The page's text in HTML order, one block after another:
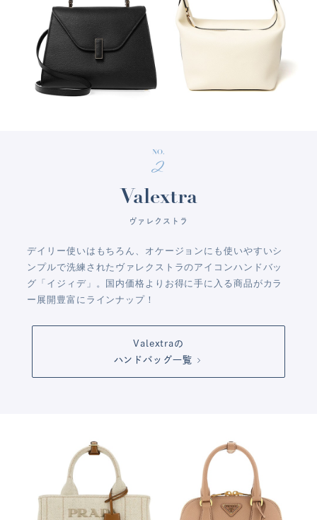
NO.
2
Valextra
ヴァレクストラ
デイリー使いはもちろん、オケージョンにも使いやすいシ
ンプルで洗練されたヴァレクストラのアイコンハンドバッ
グ「イジィデ」。国内価格よりお得に手に入る商品がカラ
ー展開豊富にラインナップ！
Valextraの
ハンドバッグ一覧